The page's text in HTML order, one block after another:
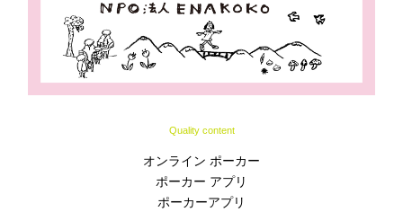
Quality content
オンライン ポーカー
ポーカー アプリ
ポーカーアプリ